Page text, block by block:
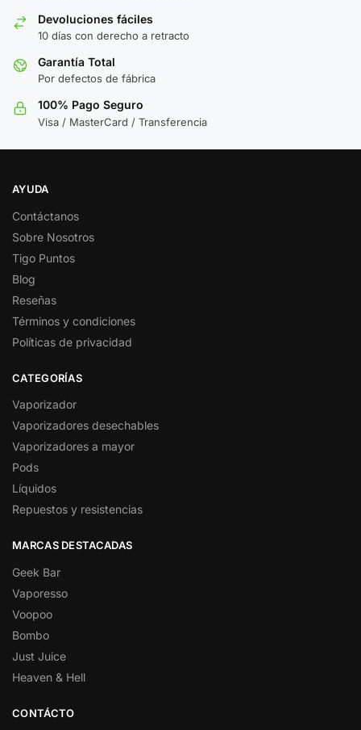
Devoluciones fáciles
10 días con derecho a retracto
Garantía Total
Por defectos de fábrica
100% Pago Seguro
Visa / MasterCard / Transferencia
AYUDA
Contáctanos
Sobre Nosotros
Tigo Puntos
Blog
Reseñas
Términos y condiciones
Políticas de privacidad
CATEGORÍAS
Vaporizador
Vaporizadores desechables
Vaporizadores a mayor
Pods
Líquidos
Repuestos y resistencias
MARCAS DESTACADAS
Geek Bar
Vaporesso
Voopoo
Bombo
Just Juice
Heaven & Hell
CONTÁCTO